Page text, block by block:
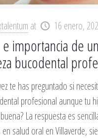
at 16 enero,
e importancia de
bucodental
te has preguntado si
profesional aunque tu
La respuesta es
salud oral en Villaverde,